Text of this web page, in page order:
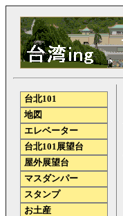
台北101
地図
エレベーター
台北101展望台
屋外展望台
マスダンパー
スタンプ
お土産